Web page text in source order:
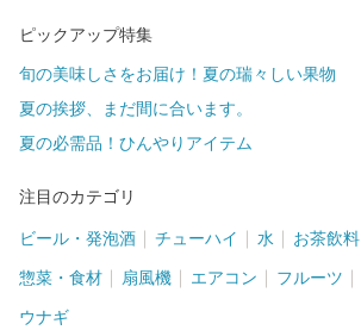
ピックアップ特集
旬の美味しさをお届け！夏の瑞々しい果物
夏の挨拶、まだ間に合います。
夏の必需品！ひんやりアイテム
注目のカテゴリ
ビール・発泡酒 チューハイ 水 お茶飲料
惣菜・食材 扇風機 エアコン フルーツ
ウナギ